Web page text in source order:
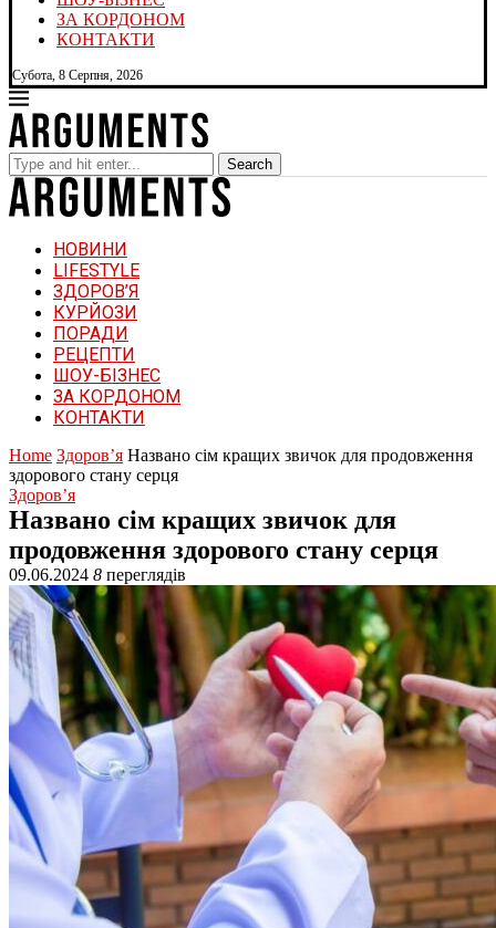
ЗА КОРДОНОМ
КОНТАКТИ
Субота, 8 Серпня, 2026
Search
НОВИНИ
LIFESTYLE
ЗДОРОВ’Я
КУРЙОЗИ
ПОРАДИ
РЕЦЕПТИ
ШОУ-БІЗНЕС
ЗА КОРДОНОМ
КОНТАКТИ
Home Здоров’я Названо сім кращих звичок для продовження
здорового стану серця
Здоров’я
Названо сім кращих звичок для
продовження здорового стану серця
09.06.2024 8 переглядів